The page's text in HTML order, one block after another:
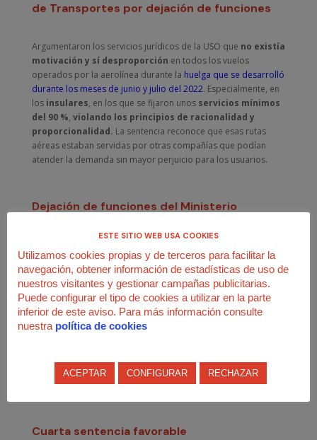
de Transportes por dejación de funciones
Argumentaron los servicios jurídicos de la USO que no existía
motivación y sí desproporción en todos los vuelos
operados por la aerolínea durante la huelga que se desarrolló
durante los meses de junio y julio del 2022. Especialmente, en
los insulares, en los que se fijaron unos servicios mínimos
del 90 %, violando los principios de racionalidad y
proporcionalidad. La sentencia reconoce que esas rutas
aéreas estaban servidas por otras compañías que podían
atender la demanda sin mayor perjuicio para los usuarios.
Dejación de funciones del Ministerio
que se omitió el examen de lasposibilidades de transporte
alternativo, como el tren de alta velocidad. Y, lo más
importante, entiende que existió unadejación de funciones
por parte del Ministerio de Transportes, Movilidad y
Agenda Urbana, al dejar en manos de la empresa la decisión
de calcular la plantilla necesaria para cubrir los servicios
fundamental que es, deben tener un carácter de mínimo
indispensable”.
Cuarta sentencia favorable
ESTE SITIO WEB USA COOKIES
Utilizamos cookies propias y de terceros para facilitar la
navegación, obtener información de estadísticas de uso de
nuestros visitantes y gestionar campañas publicitarias.
Puede configurar el tipo de cookies a utilizar en la parte
inferior de este aviso. Para más información consulte
nuestra política de cookies
ACEPTAR CONFIGURAR RECHAZAR